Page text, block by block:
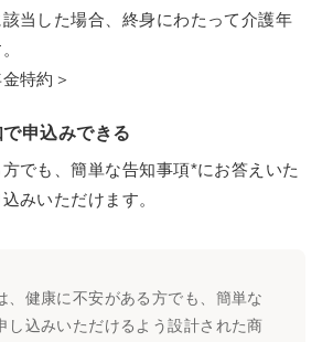
当した場合、終身にわたって介護年
特約＞
申込みできる
でも、簡単な告知事項*にお答えいた
みいただけます。
、健康に不安がある方でも、簡単な
し込みいただけるよう設計された商